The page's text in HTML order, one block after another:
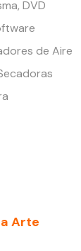
DVD
de Aire
Arte